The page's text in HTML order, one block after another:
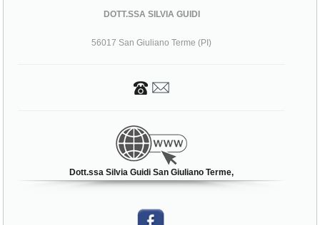
DOTT.SSA SILVIA GUIDI
56017 San Giuliano Terme (PI)
Dott.ssa Silvia Guidi San Giuliano Terme,